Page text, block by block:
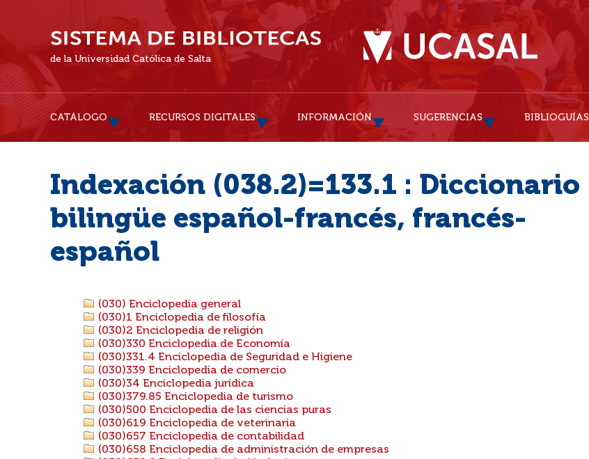
de la Universidad Católica de Salta
CATÁLOGO RECURSOS DIGITALES INFORMACIÓN SUGERENCIAS BIBLIOGUÍAS
Indexación (038.2)=133.1 : Diccionario
bilingüe español-francés, francés-
español
(030) Enciclopedia general
(030)1 Enciclopedia de filosofía
(030)2 Enciclopedia de religión
(030)330 Enciclopedia de Economía
(030)331.4 Enciclopedia de Seguridad e Higiene
(030)339 Enciclopedia de comercio
(030)34 Enciclopedia jurídica
(030)379.85 Enciclopedia de turismo
(030)500 Enciclopedia de las ciencias puras
(030)619 Enciclopedia de veterinaria
(030)657 Enciclopedia de contabilidad
(030)658 Enciclopedia de administración de empresas